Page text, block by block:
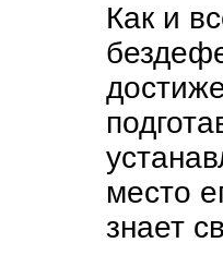
Как и
место
знает